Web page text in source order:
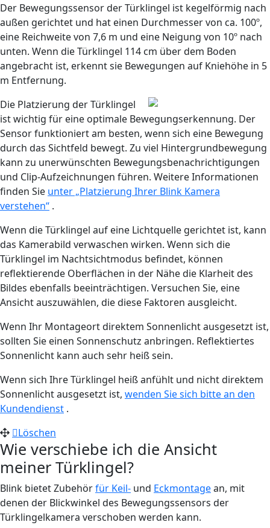
Der Bewegungssensor der Türklingel ist kegelförmig nach
außen gerichtet und hat einen Durchmesser von ca. 100º,
eine Reichweite von 7,6 m und eine Neigung von 10º nach
unten. Wenn die Türklingel 114 cm über dem Boden
angebracht ist, erkennt sie Bewegungen auf Kniehöhe in 5
m Entfernung.
Die Platzierung der Türklingel
ist wichtig für eine optimale Bewegungserkennung. Der
Sensor funktioniert am besten, wenn sich eine Bewegung
durch das Sichtfeld bewegt. Zu viel Hintergrundbewegung
kann zu unerwünschten Bewegungsbenachrichtigungen
und Clip-Aufzeichnungen führen. Weitere Informationen
finden Sie unter „Platzierung Ihrer Blink Kamera
verstehen“ .
Wenn die Türklingel auf eine Lichtquelle gerichtet ist, kann
das Kamerabild verwaschen wirken. Wenn sich die
Türklingel im Nachtsichtmodus befindet, können
reflektierende Oberflächen in der Nähe die Klarheit des
Bildes ebenfalls beeinträchtigen. Versuchen Sie, eine
Ansicht auszuwählen, die diese Faktoren ausgleicht.
Wenn Ihr Montageort direktem Sonnenlicht ausgesetzt ist,
sollten Sie einen Sonnenschutz anbringen. Reflektiertes
Sonnenlicht kann auch sehr heiß sein.
Wenn sich Ihre Türklingel heiß anfühlt und nicht direktem
Sonnenlicht ausgesetzt ist, wenden Sie sich bitte an den
Kundendienst .
Löschen
Wie verschiebe ich die Ansicht
meiner Türklingel?
Blink bietet Zubehörfür Keil- und Eckmontagean, mit
denen der Blickwinkel des Bewegungssensors der
Türklingelkamera verschoben werden kann.